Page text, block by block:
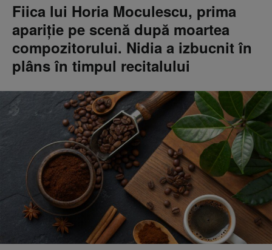
Fiica lui Horia Moculescu, prima
apariție pe scenă după moartea
compozitorului. Nidia a izbucnit în
plâns în timpul recitalului